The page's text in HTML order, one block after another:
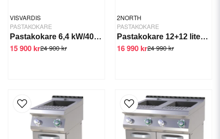
VISVARDIS
PASTAKOKARE
Pastakokare 6,4 kW/400V Visvardis ME15
24 900 kr
15 900 kr
2NORTH
PASTAKOKARE
Pastakokare 12+12 liter 9 kW
24 990 kr
16 990 kr